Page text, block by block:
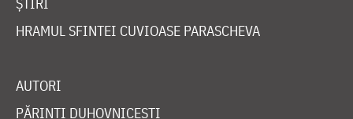
ȘTIRI
HRAMUL SFINTEI CUVIOASE PARASCHEVA
AUTORI
PĂRINȚI DUHOVNICEȘTI